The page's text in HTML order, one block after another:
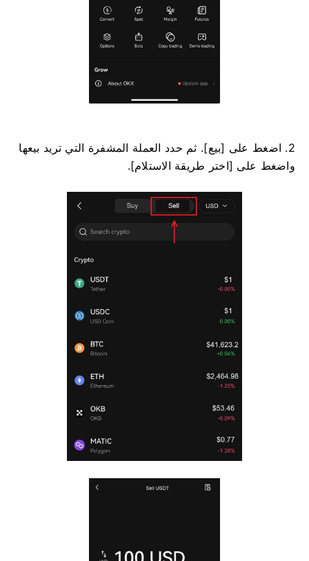
2. اضغط على [بيع]. ثم حدد العملة المشفرة التي تريد بيعها
واضغط على [اختر طريقة الاستلام].